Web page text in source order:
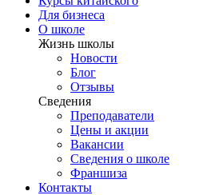
Для бизнеса
О школе
Жизнь школы
Новости
Блог
Отзывы
Сведения
Преподаватели
Цены и акции
Вакансии
Сведения о школе
Франшиза
Контакты